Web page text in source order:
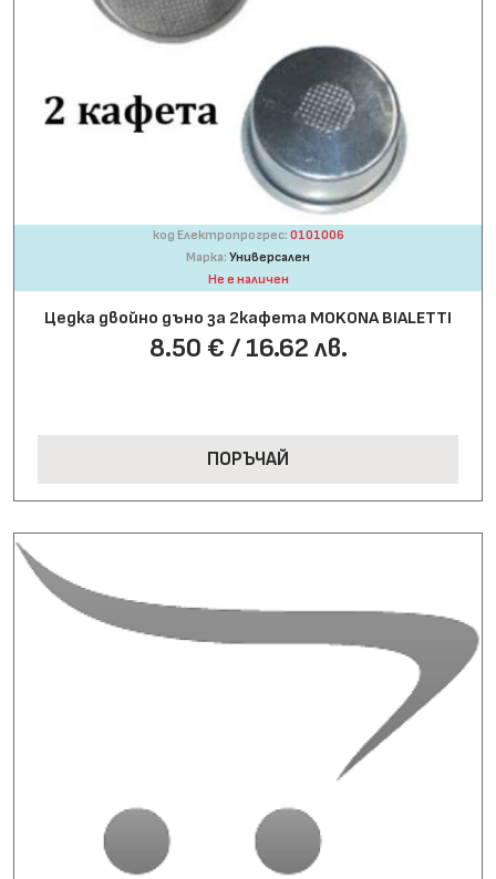
код Електропрогрес: 0101006
Марка: Универсален
Не е наличен
Цедка двойно дъно за 2кафета MOKONA BIALETTI
8.50 € / 16.62 лв.
ПОРЪЧАЙ